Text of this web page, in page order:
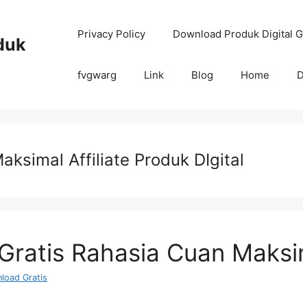
Privacy Policy Download Produk Digital
fvgwarg Link Blog Home
Affiliate Produk DIgital
Rahasia Cuan
Gratis